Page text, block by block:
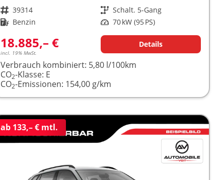
Fahrzeugnr. 39314 Getriebe Schalt. 5-Gang
Kraftstoff Benzin Leistung 70 kW (95 PS)
18.885,– €
incl. 19% MwSt.
Details
Verbrauch kombiniert: 5,80 l/100km
CO2-Klasse: E
CO2-Emissionen: 154,00 g/km
ab 133,– € mtl.